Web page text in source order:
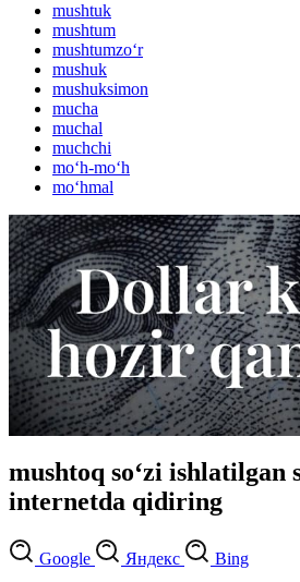
mushtuk
mushtum
mushtumzo‘r
mushuk
mushuksimon
mucha
muchal
muchchi
mo‘h-mo‘h
mo‘hmal
mushtoq so‘zi ishlatilgan
internetda qidiring
Google Яндекс Bing